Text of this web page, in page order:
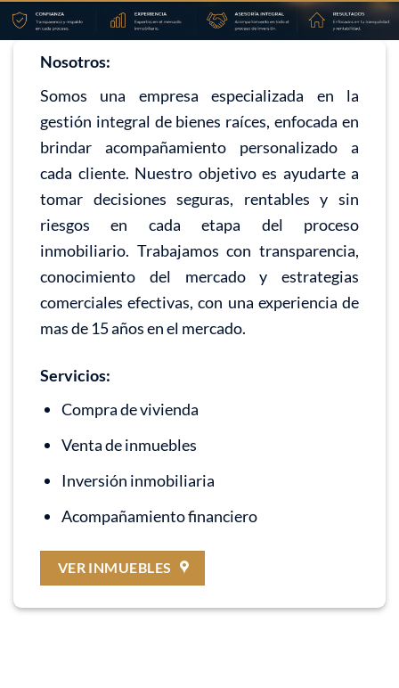
Nosotros:
Somos una empresa especializada en la
gestión integral de bienes raíces, enfocada en
brindar acompañamiento personalizado a
cada cliente. Nuestro objetivo es ayudarte a
tomar decisiones seguras, rentables y sin
riesgos en cada etapa del proceso
inmobiliario. Trabajamos con transparencia,
conocimiento del mercado y estrategias
comerciales efectivas, con una experiencia de
mas de 15 años en el mercado.
Servicios:
Compra de vivienda
Venta de inmuebles
Inversión inmobiliaria
Acompañamiento financiero
VER INMUEBLES